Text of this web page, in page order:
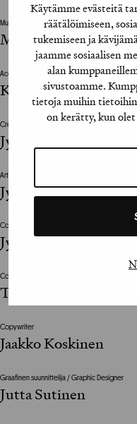
Käytämme evästeitä
räätälöimiseen,
tukemiseen ja
jaamme sosiaalisen
alan
sivustoamme.
tietoja muihin
on kerätty, kun
Muu suunnitteluun vaikuttanut henkilö / The
Maria Lomakina
Account manager
Kaisa Saarinen
Creative Director
Jyrki Poutanen
Art Director
Jyrki Poutanen
Copywriter
Jyrki Poutanen
Copywriter
Tuomas Perälä
Copywriter
Jaakko Koskinen
Graafinen suunnittelija / Graphic Designer
Jutta Sutinen